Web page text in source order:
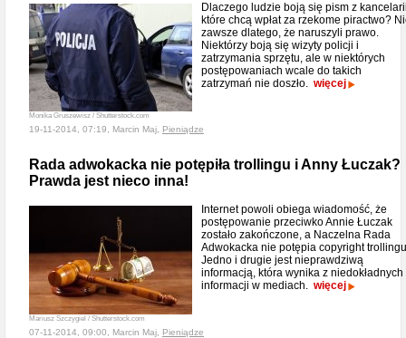
Monika Gruszewisz / Shutterstock.com
Dlaczego ludzie boją się pism z
które chcą wpłat za rzekome piractwo?
zawsze dlatego, że naruszyli prawo.
Niektórzy boją się wizyty policji i
zatrzymania sprzętu, ale w niektórych
postępowaniach wcale do takich
zatrzymań nie doszło. więcej
19-11-2014, 07:19, Marcin Maj, Pieniądze
Rada adwokacka nie potępiła trollingu i Anny Łuczak?
Prawda jest nieco inna!
Mariusz Szczygiel / Shutterstock.com
Internet powoli obiega wiadomość, że
postępowanie przeciwko Annie Łuczak
zostało zakończone, a Naczelna Rada
Adwokacka nie potępia copyright
Jedno i drugie jest nieprawdziwą
informacją, która wynika z niedokładnych
informacji w mediach. więcej
07-11-2014, 09:00, Marcin Maj, Pieniądze